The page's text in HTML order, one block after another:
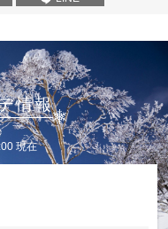
情報
現在